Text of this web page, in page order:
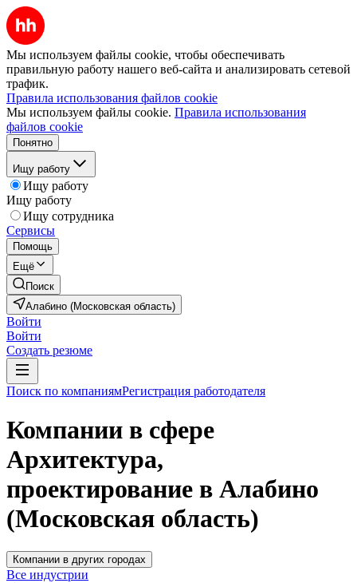
Мы используем файлы cookie, чтобы обеспечивать
правильную работу нашего веб-сайта и анализировать сетевой
трафик.
Правила использования файлов cookie
Мы используем файлы cookie. Правила использования
файлов cookie
Понятно
Ищу работу
Ищу работу
Ищу работу
Ищу сотрудника
Сервисы
Помощь
Ещё
Поиск
Алабино (Московская область)
Войти
Войти
Создать резюме
Поиск по компаниямРегистрация работодателя
Компании в сфере
Архитектура,
проектирование в Алабино
(Московская область)
Компании в других городах
Все индустрии